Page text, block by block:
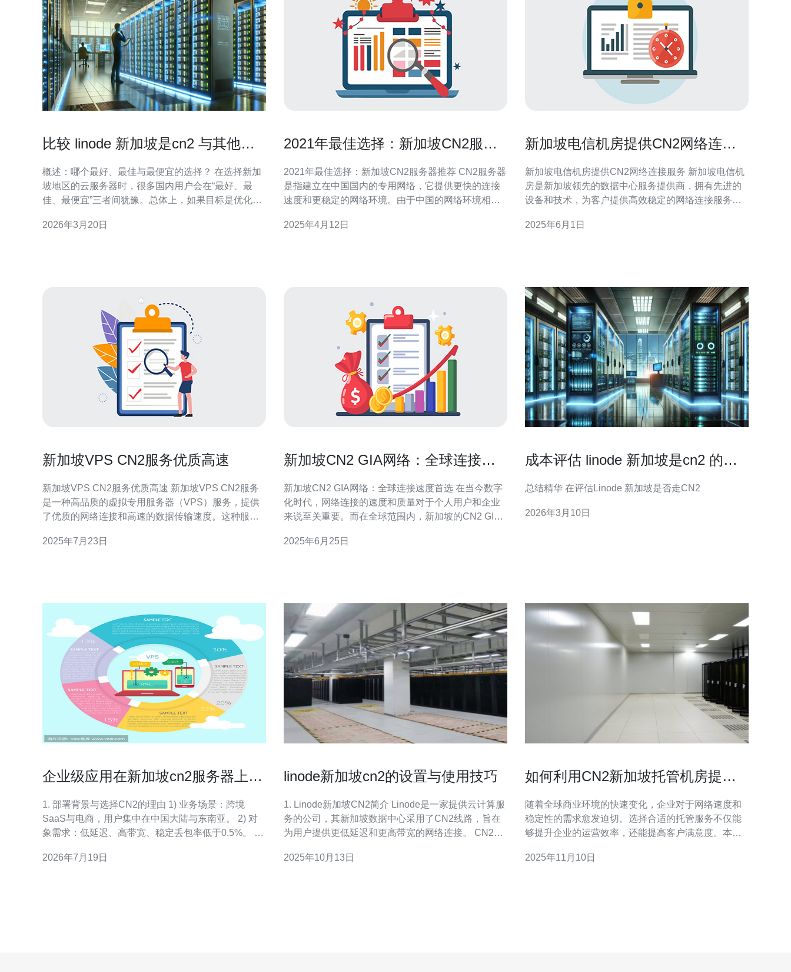
比较 linode 新加坡是cn2 与其他新
概述：哪个最好、最佳与最便宜的选择？ 在选择新加
坡地区的云服务器时，很多国内用户会在“最好、最
佳、最便宜”三者间犹豫。总体上，如果目标是优化大
丢包率上通常表现更好；而要求最低成本或面向东南
2026年3月20日
2021年最佳选择：新加坡CN2服务
2021年最佳选择：新加坡CN2服务器推荐 CN2服务器
是指建立在中国国内的专用网络，它提供更快的连接
速度和更稳定的网络环境。由于中国的网络环境相对
需求。 新加坡作为亚洲的网络枢纽，拥有先进的网络
2025年4月12日
新加坡电信机房提供CN2网络连接
新加坡电信机房提供CN2网络连接服务 新加坡电信机
房是新加坡领先的数据中心服务提供商，拥有先进的
设备和技术，为客户提供高效稳定的网络连接服务。
络。 CN2网络是中国电信推出的专用网络服务，采用
2025年6月1日
新加坡VPS CN2服务优质高速
新加坡VPS CN2服务优质高速 新加坡VPS CN2服务
是一种高品质的虚拟专用服务器（VPS）服务，提供
了优质的网络连接和高速的数据传输速度。这种服务
信枢纽，拥有先进的网络基础设施和优越的网络连
2025年7月23日
新加坡CN2 GIA网络：全球连接速
新加坡CN2 GIA网络：全球连接速度首选 在当今数字
化时代，网络连接的速度和质量对于个人用户和企业
来说至关重要。而在全球范围内，新加坡的CN2 GIA
CN2 GIA网络的优势以及为什么它是全球连接速度的
2025年6月25日
成本评估 linode 新加坡是cn2 的性
总结精华 在评估Linode 新加坡是否走CN2
2026年3月10日
企业级应用在新加坡cn2服务器上的
1. 部署背景与选择CN2的理由 1) 业务场景：跨境
SaaS与电商，用户集中在中国大陆与东南亚。 2) 对
象需求：低延迟、高带宽、稳定丢包率低于0.5%。 3)
与中转少。 4) 成本考量：CN2带宽溢价，但对关键业
2026年7月19日
linode新加坡cn2的设置与使用技巧
1. Linode新加坡CN2简介 Linode是一家提供云计算服
务的公司，其新加坡数据中心采用了CN2线路，旨在
为用户提供更低延迟和更高带宽的网络连接。 CN2线
化，能够有效降低延迟，提高用户体验。 对于需要高
2025年10月13日
如何利用CN2新加坡托管机房提升
随着全球商业环境的快速变化，企业对于网络速度和
稳定性的需求愈发迫切。选择合适的托管服务不仅能
够提升企业的运营效率，还能提高客户满意度。本文
效率，帮助您做出更明智的选择。 CN2新加坡托管机
2025年11月10日